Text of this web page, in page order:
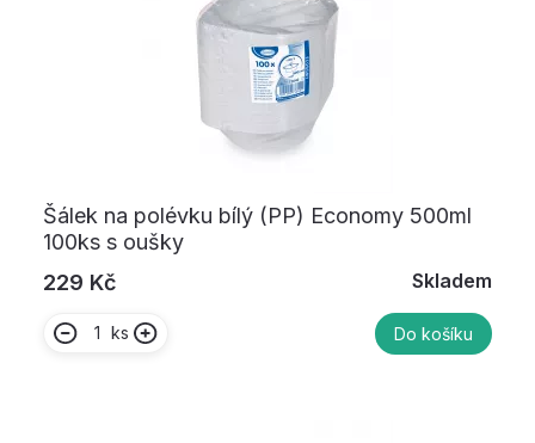
Šálek na polévku bílý (PP) Economy 500ml
100ks s oušky
229 Kč
Skladem
ks Do košíku